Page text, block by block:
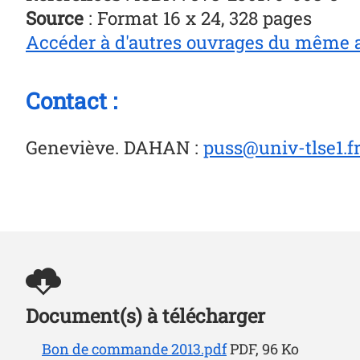
Source : Format 16 x 24, 328 pages
Accéder à d'autres ouvrages du même
Contact :
Geneviève. DAHAN : puss@univ-tlse1.fr
Document(s) à télécharger
Bon de commande 2013.pdfPDF, 96 Ko